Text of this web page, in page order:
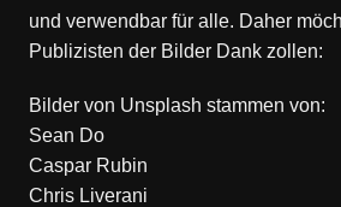
und verwendbar für alle. Daher
Publizisten der Bilder Dank zollen:
Bilder von Unsplash stammen von:
Sean Do
Caspar Rubin
Chris Liverani